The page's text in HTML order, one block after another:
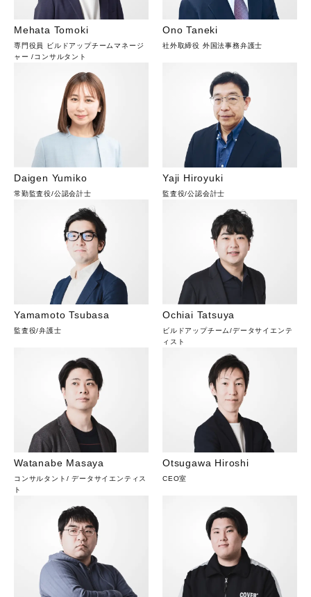
Mehata Tomoki
専門役員 ビルドアップチームマネージ
ャー/コンサルタント
Ono Taneki
社外取締役 外国法事務弁護士
Daigen Yumiko
常勤監査役/公認会計士
Yaji Hiroyuki
監査役/公認会計士
Yamamoto Tsubasa
監査役/弁護士
Ochiai Tatsuya
ビルドアップチーム/データサイエンテ
ィスト
Watanabe Masaya
コンサルタント /データサイエンティス
ト
Otsugawa Hiroshi
CEO室